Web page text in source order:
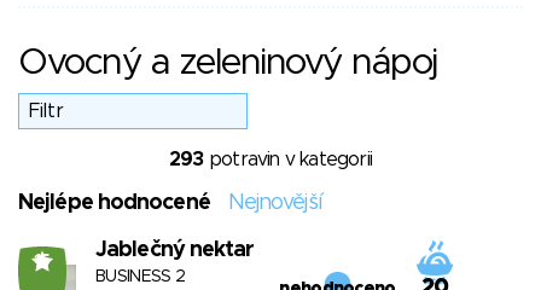
Ovocný a zeleninový nápoj
293potravin v kategorii
Nejlépe hodnocené Nejnovější
15 Jablečný nektar
BUSINESS 2